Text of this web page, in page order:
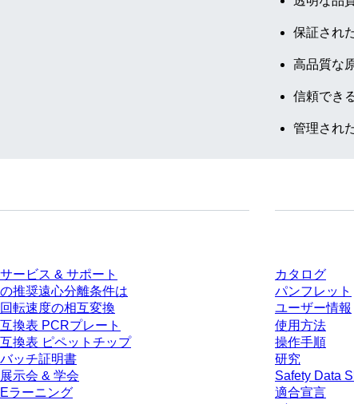
保証され
高品質な
信頼でき
管理され
サービス & サポート
の推奨遠心分離条件は
回転速度の相互変換
互換表 PCRプレート
互換表 ピペットチップ
バッチ証明書
展示会 & 学会
Eラーニング
カタログ
パンフレット
ユーザー情報
使用方法
操作手順
研究
Safety Data
適合宣言